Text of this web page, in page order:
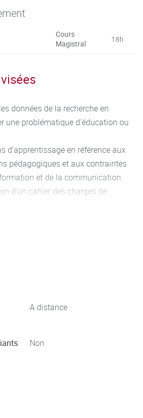
Cours
Magistral
18h
données de la recherche en
une problématique d’éducation ou
d’apprentissage en référence aux
pédagogiques et aux contraintes
et de la communication.
d’un cahier des charges de
en situation professionnelle,
A distance
Non